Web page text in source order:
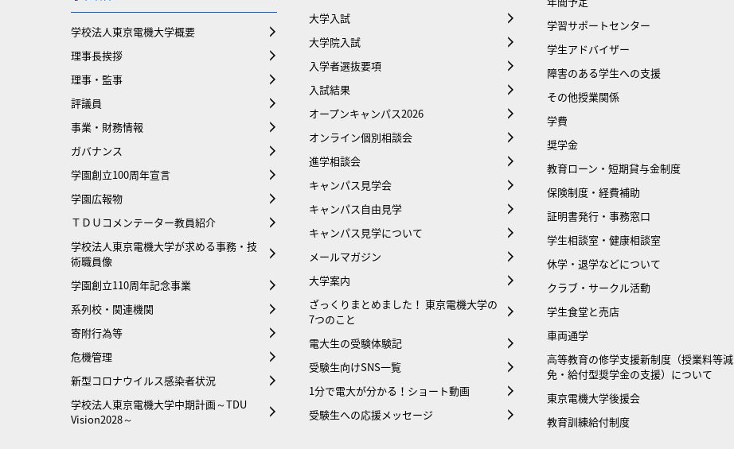
学校法人東京電機大学概要
理事長挨拶
理事・監事
評議員
事業・財務情報
ガバナンス
学園創立100周年宣言
学園広報物
ＴＤＵコメンテーター教員紹介
学校法人東京電機大学が求める事務・技
術職員像
学園創立110周年記念事業
系列校・関連機関
寄附行為等
危機管理
新型コロナウイルス感染者状況
学校法人東京電機大学中期計画～TDU
Vision2028～
大学入試
大学院入試
入学者選抜要項
入試結果
オープンキャンパス2026
オンライン個別相談会
進学相談会
キャンパス見学会
キャンパス自由見学
キャンパス見学について
メールマガジン
大学案内
ざっくりまとめました！ 東京電機大学の
7つのこと
電大生の受験体験記
受験生向けSNS一覧
1分で電大が分かる！ショート動画
受験生への応援メッセージ
学習サポートセンター
学生アドバイザー
障害のある学生への支援
その他授業関係
学費
奨学金
教育ローン・短期貸与金制度
保険制度・経費補助
証明書発行・事務窓口
学生相談室・健康相談室
休学・退学などについて
クラブ・サークル活動
学生食堂と売店
車両通学
⾼等教育の修学支援新制度（授業料等減
免・給付型奨学金の支援）について
東京電機大学後援会
教育訓練給付制度